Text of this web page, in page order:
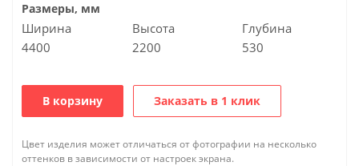
Размеры, мм
Ширина
4400
Высота
2200
Глубина
530
В корзину Заказать в 1 клик
Цвет изделия может отличаться от фотографии на несколько
оттенков в зависимости от настроек экрана.